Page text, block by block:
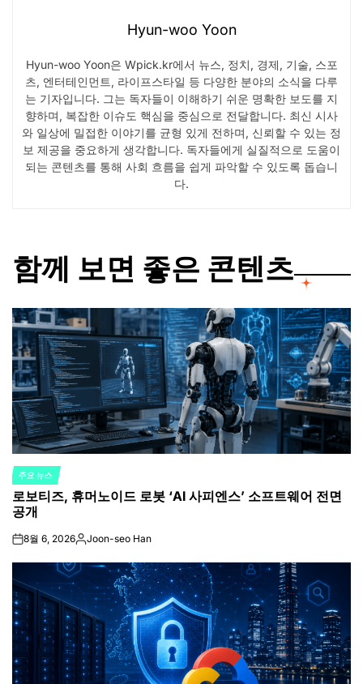
Hyun-woo Yoon
Hyun-woo Yoon은 Wpick.kr에서 뉴스, 정치, 경제, 기술, 스포
츠, 엔터테인먼트, 라이프스타일 등 다양한 분야의 소식을 다루
는 기자입니다. 그는 독자들이 이해하기 쉬운 명확한 보도를 지
향하며, 복잡한 이슈도 핵심을 중심으로 전달합니다. 최신 시사
와 일상에 밀접한 이야기를 균형 있게 전하며, 신뢰할 수 있는 정
보 제공을 중요하게 생각합니다. 독자들에게 실질적으로 도움이
되는 콘텐츠를 통해 사회 흐름을 쉽게 파악할 수 있도록 돕습니
다.
함께 보면 좋은 콘텐츠
POSTED
IN
주요 뉴스
로보티즈, 휴머노이드 로봇 ‘AI 사피엔스’ 소프트웨어 전면
공개
on8월 6, 2026Posted
Joon-seo Han